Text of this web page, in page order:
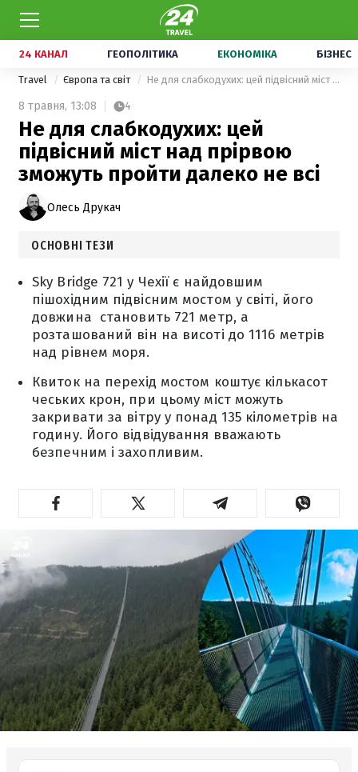
24 КАНАЛ ГЕОПОЛІТИКА ЕКОНОМІКА БІЗНЕС
Travel Європа та світ Не для слабкодухих: цей підвісний міст над прірвою зможуть пройти далеко не всі
8 травня, 13:08 4
Не для слабкодухих: цей
підвісний міст над прірвою
зможуть пройти далеко не всі
Олесь Друкач
ОСНОВНІ ТЕЗИ
Sky Bridge 721 у Чехії є найдовшим
пішохідним підвісним мостом у світі, його
довжина становить 721 метр, а
розташований він на висоті до 1116 метрів
над рівнем моря.
Квиток на перехід мостом коштує кількасот
чеських крон, при цьому міст можуть
закривати за вітру у понад 135 кілометрів на
годину. Його відвідування вважають
безпечним і захопливим.